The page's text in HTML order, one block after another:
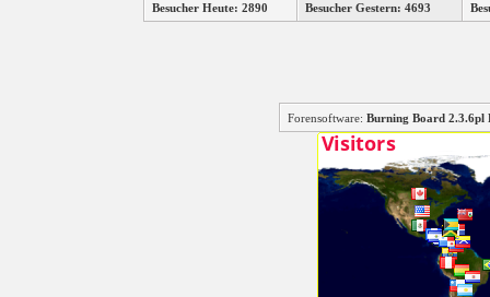
Besucher Heute: 2890 Besucher Gestern: 4693
Forensoftware: Burning Board